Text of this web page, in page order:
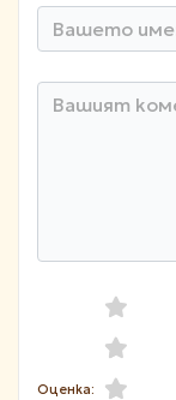
Оценка: